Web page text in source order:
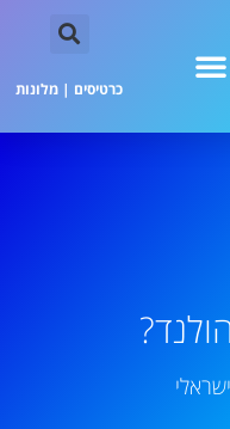
כרטיסים | מלונות